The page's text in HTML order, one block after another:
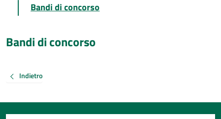
Bandi di concorso
Bandi di concorso
Indietro